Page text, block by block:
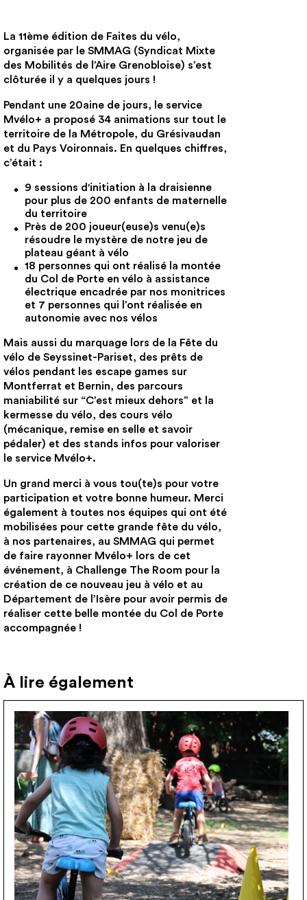
La 11ème édition de Faites du vélo,
organisée par le SMMAG (Syndicat Mixte
des Mobilités de l’Aire Grenobloise) s’est
clôturée il y a quelques jours !
Pendant une 20aine de jours, le service
Mvélo+ a proposé 34 animations sur tout le
territoire de la Métropole, du Grésivaudan
et du Pays Voironnais. En quelques chiffres,
c’était :
9 sessions d'initiation à la draisienne
pour plus de 200 enfants de maternelle
du territoire
Près de 200 joueur(euse)s venu(e)s
résoudre le mystère de notre jeu de
plateau géant à vélo
18 personnes qui ont réalisé la montée
du Col de Porte en vélo à assistance
électrique encadrée par nos monitrices
et 7 personnes qui l’ont réalisée en
autonomie avec nos vélos
Mais aussi du marquage lors de la Fête du
vélo de Seyssinet-Pariset, des prêts de
vélos pendant les escape games sur
Montferrat et Bernin, des parcours
maniabilité sur “C’est mieux dehors” et la
kermesse du vélo, des cours vélo
(mécanique, remise en selle et savoir
pédaler) et des stands infos pour valoriser
le service Mvélo+.
Un grand merci à vous tou(te)s pour votre
participation et votre bonne humeur. Merci
également à toutes nos équipes qui ont été
mobilisées pour cette grande fête du vélo,
à nos partenaires, au SMMAG qui permet
de faire rayonner Mvélo+ lors de cet
événement, à Challenge The Room pour la
création de ce nouveau jeu à vélo et au
Département de l’Isère pour avoir permis de
réaliser cette belle montée du Col de Porte
accompagnée !
À lire également